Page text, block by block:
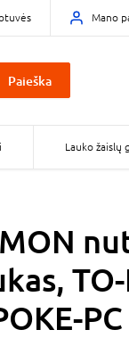
Mano
Paieška
Lauko žaislų
PC